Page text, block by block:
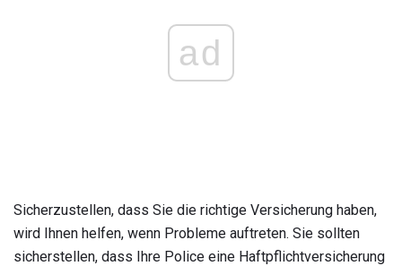
ad
Sicherzustellen, dass Sie die richtige Versicherung haben,
wird Ihnen helfen, wenn Probleme auftreten. Sie sollten
sicherstellen, dass Ihre Police eine Haftpflichtversicherung